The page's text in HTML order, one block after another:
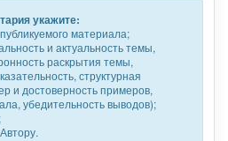
укажите:
материала;
и актуальность темы,
раскрытия темы,
структурная
и достоверность примеров,
убедительность выводов);